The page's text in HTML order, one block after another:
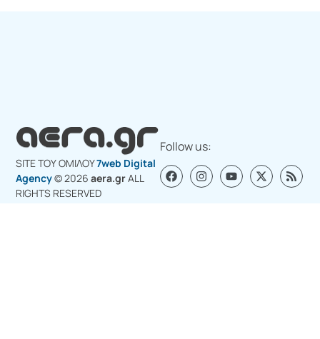
SITE ΤΟΥ ΟΜΙΛΟY7web Digital
Agency© 2026aera.grALL
RIGHTS RESERVED
Follow us: